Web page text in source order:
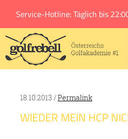
Service-Hotline: Täglich bis
18.10.2013 /Permalink
WIEDER MEIN HCP